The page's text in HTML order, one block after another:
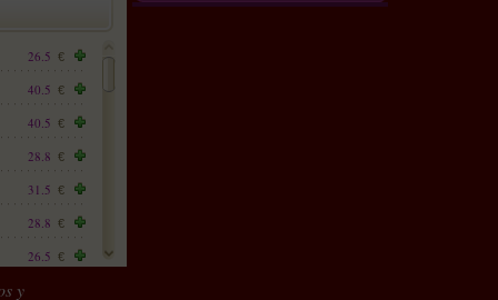
26.5 €
40.5 €
40.5 €
28.8 €
31.5 €
28.8 €
26.5 €
y